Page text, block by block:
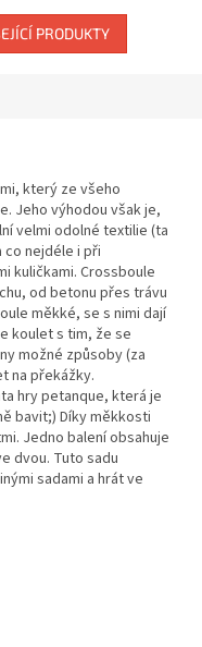
PRODUKTY
který ze všeho
Jeho výhodou však je,
velmi odolné textilie (ta
nejdéle i při
kuličkami. Crossboule
od betonu přes trávu
měkké, se s nimi dají
koulet s tim, že se
možné způsoby (za
na překážky.
hry petanque, která je
bavit;) Díky měkkosti
Jedno balení obsahuje
dvou. Tuto sadu
sadami a hrát ve